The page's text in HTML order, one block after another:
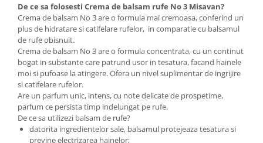
De ce sa folosesti Crema de balsam rufe No 3 Misavan?
Crema de balsam No 3 are o formula mai cremoasa, conferind un
plus de hidratare si catifelare rufelor, in comparatie cu balsamul
de rufe obisnuit.
Crema de balsam No 3 are o formula concentrata, cu un continut
bogat in substante care patrund usor in tesatura, facand hainele
moi si pufoase la atingere. Ofera un nivel suplimentar de ingrijire
si catifelare rufelor.
Are un parfum unic, intens, cu note delicate de prospetime,
parfum ce persista timp indelungat pe rufe.
De ce sa utilizezi balsam de rufe?
datorita ingredientelor sale, balsamul protejeaza tesatura si
previne electrizarea hainelor;